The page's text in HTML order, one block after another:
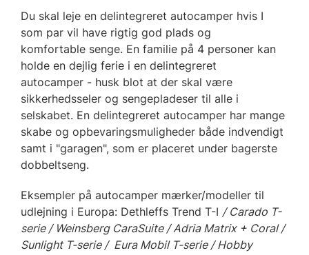
Du skal leje en delintegreret autocamper hvis I
som par vil have rigtig god plads og
komfortable senge. En familie på 4 personer kan
holde en dejlig ferie i en delintegreret
autocamper - husk blot at der skal være
sikkerhedsseler og sengepladeser til alle i
selskabet. En delintegreret autocamper har mange
skabe og opbevaringsmuligheder både indvendigt
samt i "garagen", som er placeret under bagerste
dobbeltseng.
Eksempler på autocamper mærker/modeller til
udlejning i Europa: Dethleffs Trend T-I / Carado T-
serie / Weinsberg CaraSuite / Adria Matrix + Coral /
Sunlight T-serie / Eura Mobil T-serie / Hobby